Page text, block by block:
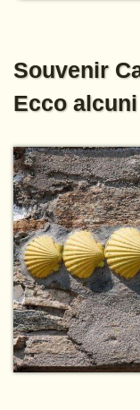
della
Souvenir
Ecco